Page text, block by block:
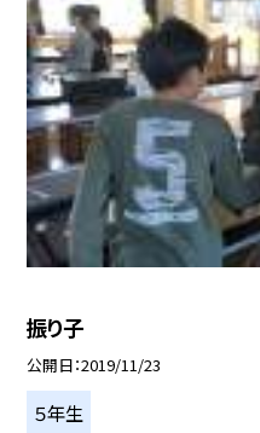
振り子
公開日 2019/11/23
５年生